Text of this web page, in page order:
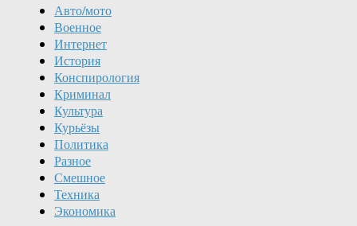
Авто/мото
Военное
Интернет
История
Конспирология
Криминал
Культура
Курьёзы
Политика
Разное
Смешное
Техника
Экономика